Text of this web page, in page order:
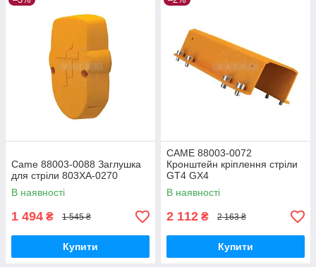
Came 88003-0088 Заглушка
для стріли 803XA-0270
В наявності
1 494 ₴ 1 545 ₴
Купити
CAME 88003-0072
Кронштейн кріплення стріли
GT4 GX4
В наявності
2 112 ₴ 2 163 ₴
Купити